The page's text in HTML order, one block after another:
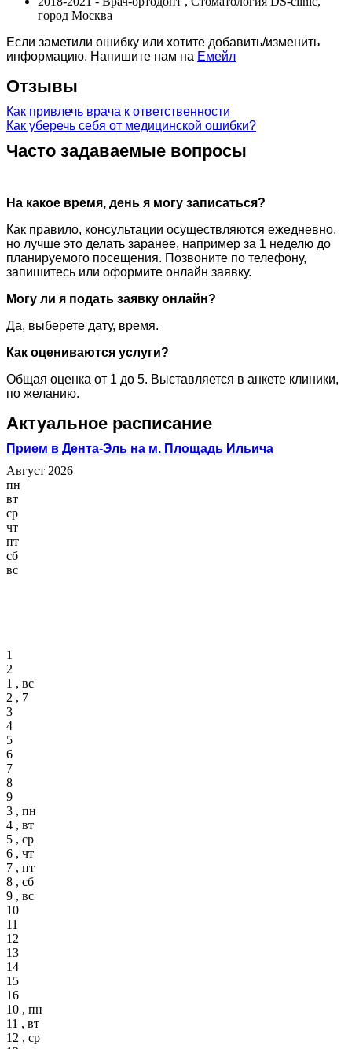
город Москва
Если заметили ошибку или хотите добавить/изменить
информацию. Напишите нам на Емейл
Отзывы
Как привлечь врача к ответственности
Как уберечь себя от медицинской ошибки?
Часто задаваемые вопросы
На какое время, день я могу записаться?
Как правило, консультации осуществляются ежедневно,
но лучше это делать заранее, например за 1 неделю до
планируемого посещения. Позвоните по телефону,
запишитесь или оформите онлайн заявку.
Могу ли я подать заявку онлайн?
Да, выберете дату, время.
Как оцениваются услуги?
Общая оценка от 1 до 5. Выставляется в анкете клиники,
по желанию.
Актуальное расписание
Прием в Дента-Эль на м. Площадь Ильича
Август 2026
пн
вт
ср
чт
пт
сб
вс
1
2
1 , вс
2 , 7
3
4
5
6
7
8
9
3 , пн
4 , вт
5 , ср
6 , чт
7 , пт
8 , сб
9 , вс
10
11
12
13
14
15
16
10 , пн
11 , вт
12 , ср